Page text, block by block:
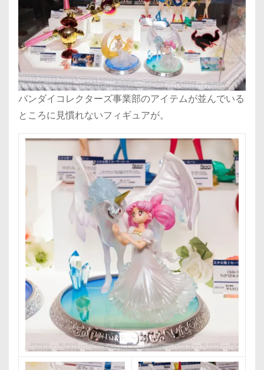
バンダイコレクターズ事業部のアイテムが並んでいる
ところに見慣れないフィギュアが。